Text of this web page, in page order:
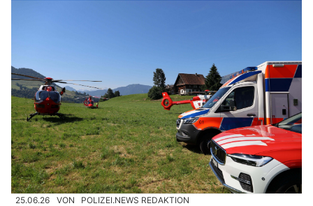
25.06.26 VON POLIZEI.NEWS REDAKTION